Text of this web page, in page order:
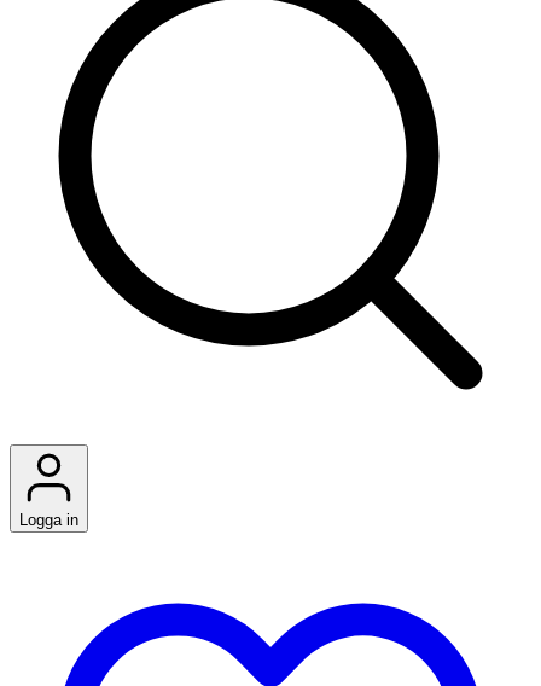
Logga in